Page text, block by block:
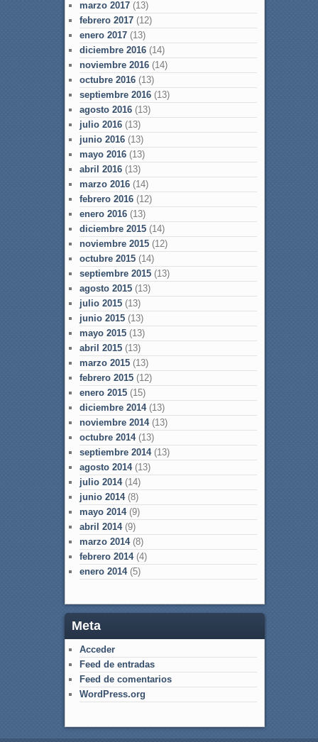
marzo 2017(13)
febrero 2017(12)
enero 2017(13)
diciembre 2016(14)
noviembre 2016(14)
octubre 2016(13)
septiembre 2016(13)
agosto 2016(13)
julio 2016(13)
junio 2016(13)
mayo 2016(13)
abril 2016(13)
marzo 2016(14)
febrero 2016(12)
enero 2016(13)
diciembre 2015(14)
noviembre 2015(12)
octubre 2015(14)
septiembre 2015(13)
agosto 2015(13)
julio 2015(13)
junio 2015(13)
mayo 2015(13)
abril 2015(13)
marzo 2015(13)
febrero 2015(12)
enero 2015(15)
diciembre 2014(13)
noviembre 2014(13)
octubre 2014(13)
septiembre 2014(13)
agosto 2014(13)
julio 2014(14)
junio 2014(8)
mayo 2014(9)
abril 2014(9)
marzo 2014(8)
febrero 2014(4)
enero 2014(5)
Meta
Acceder
Feed de entradas
Feed de comentarios
WordPress.org